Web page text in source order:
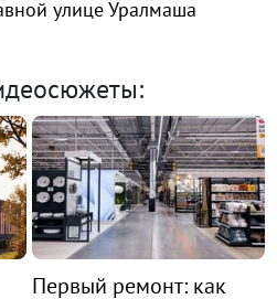
улице Уралмаша
Первый ремонт: как